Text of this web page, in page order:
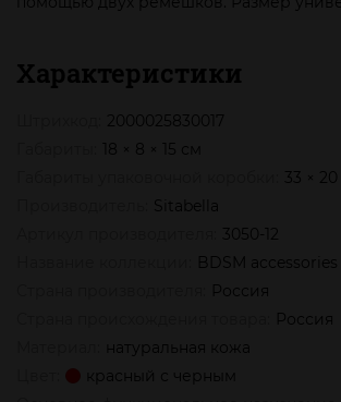
Характеристики
2000025830017
18 × 8 × 15 см
33 × 20
Sitabella
3050-12
BDSM accessories
Россия
Россия
натуральная кожа
красный с черным